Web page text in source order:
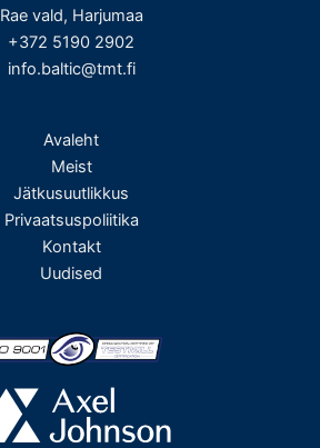
Rae vald, Harjumaa
+372 5190 2902
info.baltic@tmt.fi
Avaleht
Meist
Jätkusuutlikkus
Privaatsuspoliitika
Kontakt
Uudised